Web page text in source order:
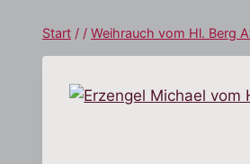
Start / / Weihrauch vom Hl. Berg